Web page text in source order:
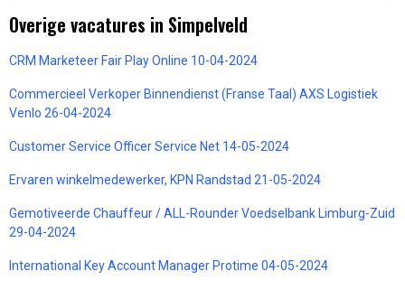
Overige vacatures in Simpelveld
CRM Marketeer Fair Play Online 10-04-2024
Commercieel Verkoper Binnendienst (Franse Taal) AXS Logistiek
Venlo 26-04-2024
Customer Service Officer Service Net 14-05-2024
Ervaren winkelmedewerker, KPN Randstad 21-05-2024
Gemotiveerde Chauffeur / ALL-Rounder Voedselbank Limburg-Zuid
29-04-2024
International Key Account Manager Protime 04-05-2024